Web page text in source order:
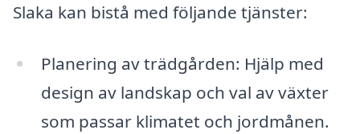
Slaka kan bistå med följande tjänster:
Planering av trädgården: Hjälp med
design av landskap och val av växter
som passar klimatet och jordmånen.